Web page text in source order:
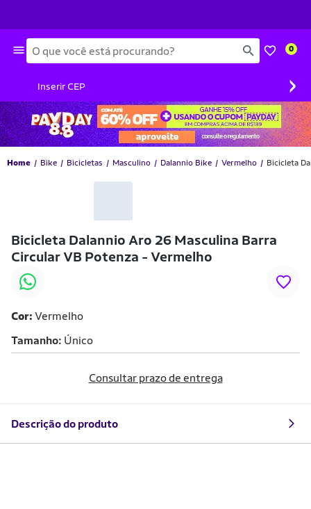
Busca 0
Inserir CEP ›
Home Bike Bicicletas Masculino Dalannio Bike Vermelho Bicicleta
Bicicleta Dalannio Aro 26 Masculina Barra
Circular VB Potenza - Vermelho
Cor: Vermelho
Tamanho Único
Consultar prazo de entrega
Descrição do produto